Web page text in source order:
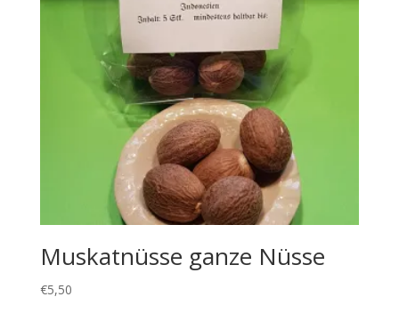
Muskatnüsse ganze Nüsse
€5,50